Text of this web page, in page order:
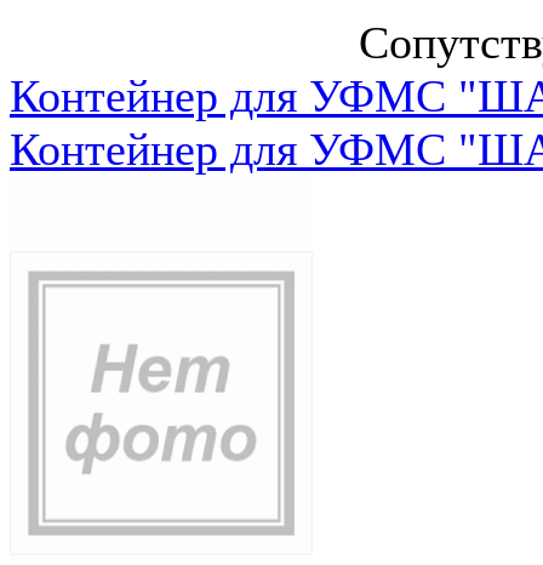
Контейнер для УФМС
Контейнер для УФМС